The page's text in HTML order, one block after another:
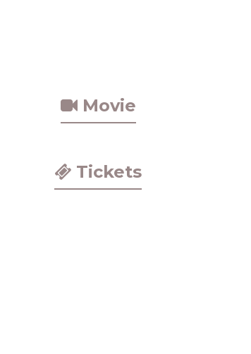
Movie
Tickets